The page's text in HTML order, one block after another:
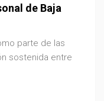
de Baja
parte de las
sostenida entre